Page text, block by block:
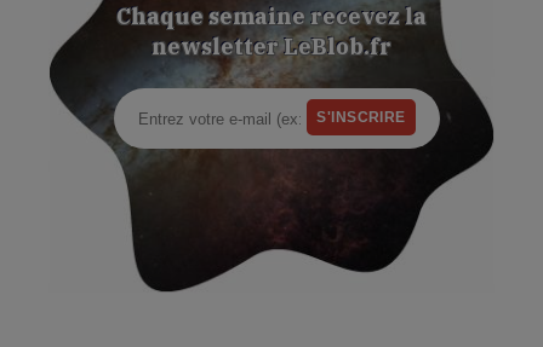
Chaque semaine recevez la
newsletter LeBlob.fr